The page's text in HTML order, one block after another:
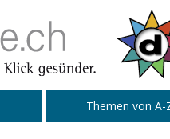
Themen von A-